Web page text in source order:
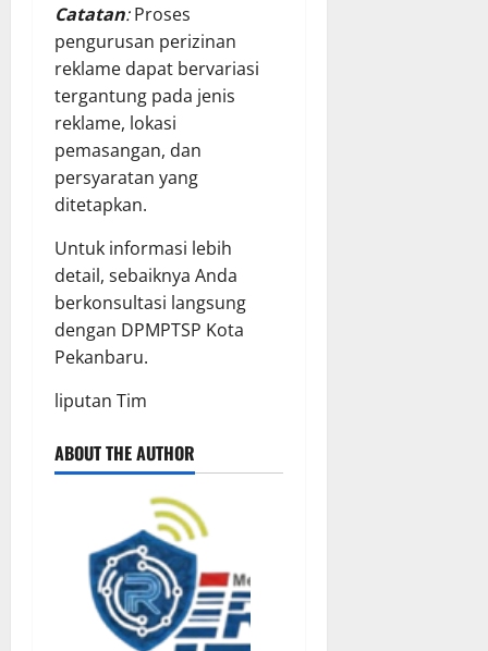
Catatan:Proses
pengurusan perizinan
reklame dapat bervariasi
tergantung pada jenis
reklame, lokasi
pemasangan, dan
persyaratan yang
ditetapkan.
Untuk informasi lebih
detail, sebaiknya Anda
berkonsultasi langsung
dengan DPMPTSP Kota
Pekanbaru.
liputan Tim
ABOUT THE AUTHOR